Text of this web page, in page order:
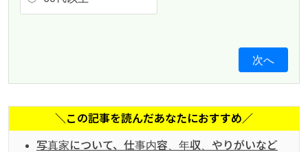
次へ
＼この記事を読んだあなたにおすすめ／
写真家について、仕事内容、年収、やりがいなど